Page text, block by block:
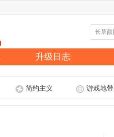
升级日志
简约主义 游戏地带